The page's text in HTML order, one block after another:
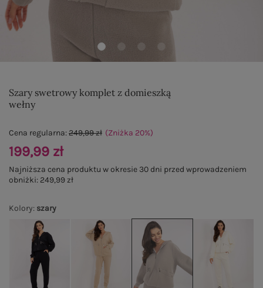
Szary swetrowy komplet z domieszką
wełny
Kolory: szary
Cena regularna:249,99 zł (Zniżka 20%)
199,99 zł
Najniższa cena produktu w okresie 30 dni przed wprowadzeniem
obniżki: 249,99 zł